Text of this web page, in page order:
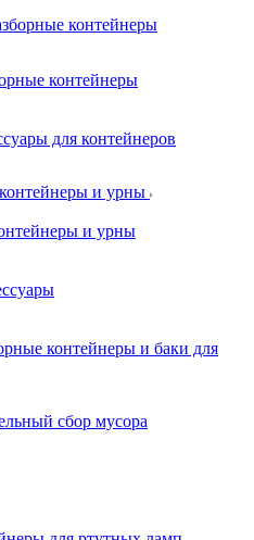
контейнеры
контейнеры
для контейнеров
и урны
и урны
контейнеры и баки для
сбор мусора